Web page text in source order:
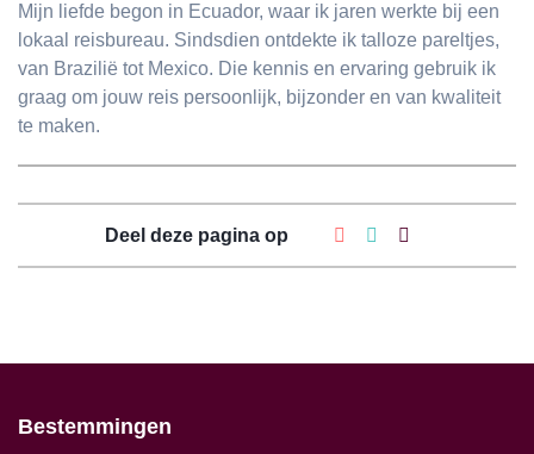
Mijn liefde begon in Ecuador, waar ik jaren werkte bij een
lokaal reisbureau. Sindsdien ontdekte ik talloze pareltjes,
van Brazilië tot Mexico. Die kennis en ervaring gebruik ik
graag om jouw reis persoonlijk, bijzonder en van kwaliteit
te maken.
Deel deze pagina op
Bestemmingen